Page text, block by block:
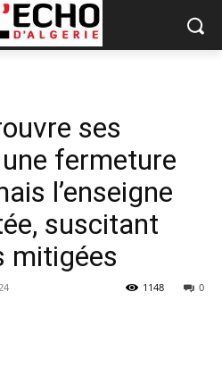
ses
fermeture
l’enseigne
suscitant
mitigées
0
1148